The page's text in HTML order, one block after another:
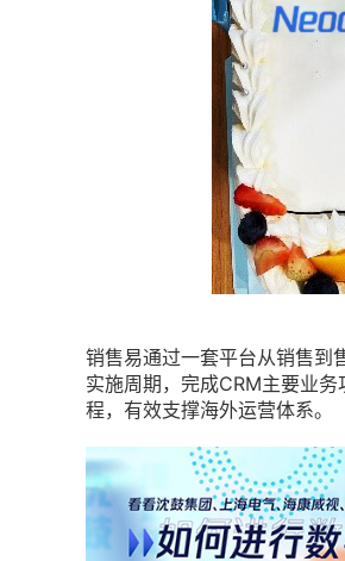
销售易通过一套平台从销售到
实施周期，完成CRM主要业
程，有效支撑海外运营体系。